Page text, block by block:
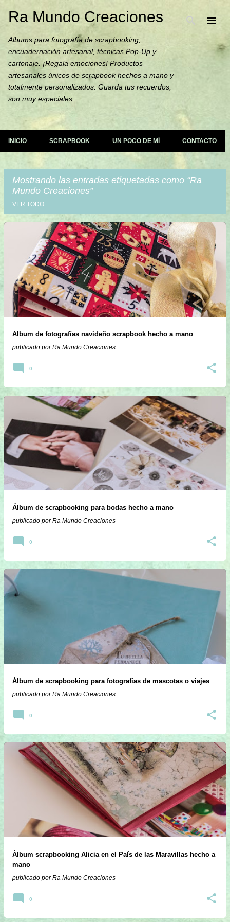
Ir al contenido principal
Ra Mundo Creaciones
Albums para fotografía de scrapbooking,
encuadernación artesanal, técnicas Pop-Up y
cartonaje. ¡Regala emociones! Productos
artesanales únicos de scrapbook hechos a mano y
totalmente personalizados. Guarda tus recuerdos,
son muy especiales.
INICIO SCRAPBOOK UN POCO DE MÍ CONTACTO
Mostrando las entradas etiquetadas como Ra
Mundo Creaciones
VER TODO
n
t
r
Album de fotografías navideño scrapbook hecho a mano
publicado porRa Mundo Creaciones
0
Álbum de scrapbooking para bodas hecho a mano
publicado porRa Mundo Creaciones
0
Álbum de scrapbooking para fotografías de mascotas o viajes
publicado porRa Mundo Creaciones
0
Álbum scrapbooking Alicia en el País de las Maravillas hecho a
mano
publicado porRa Mundo Creaciones
0